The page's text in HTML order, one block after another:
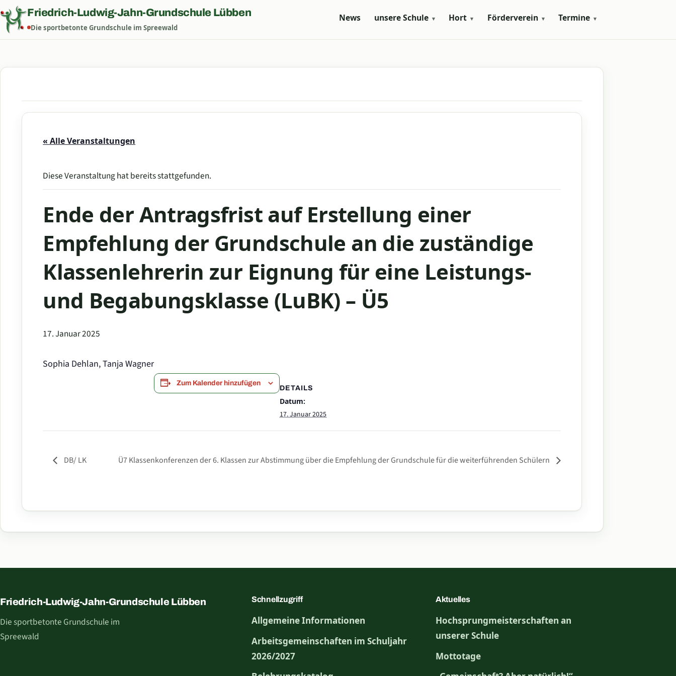
Friedrich-Ludwig-Jahn-Grundschule Lübben
Die sportbetonte Grundschule im Spreewald
News unsere Schule ▾ Hort ▾ Förderverein ▾ Termine ▾
« Alle Veranstaltungen
Diese Veranstaltung hat bereits stattgefunden.
Ende der Antragsfrist auf Erstellung einer
Empfehlung der Grundschule an die zuständige
Klassenlehrerin zur Eignung für eine Leistungs-
und Begabungsklasse (LuBK) – Ü5
17. Januar 2025
Sophia Dehlan, Tanja Wagner
Zum Kalender hinzufügen
DETAILS
Datum:
17. Januar 2025
DB/ LK Ü7 Klassenkonferenzen der 6. Klassen zur Abstimmung über die Empfehlung der Grundschule für die weiterführenden Schülern
Friedrich-Ludwig-Jahn-Grundschule Lübben
Die sportbetonte Grundschule im
Spreewald
Schnellzugriff
Allgemeine Informationen
Arbeitsgemeinschaften im Schuljahr
2026/2027
Aktuelles
Hochsprungmeisterschaften an
unserer Schule
Mottotage